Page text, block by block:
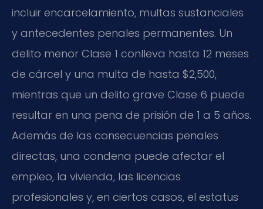
incluir encarcelamiento, multas sustanciales
y antecedentes penales permanentes. Un
delito menor Clase 1 conlleva hasta 12 meses
de cárcel y una multa de hasta $2,500,
mientras que un delito grave Clase 6 puede
resultar en una pena de prisión de 1 a 5 años.
Además de las consecuencias penales
directas, una condena puede afectar el
empleo, la vivienda, las licencias
profesionales y, en ciertos casos, el estatus